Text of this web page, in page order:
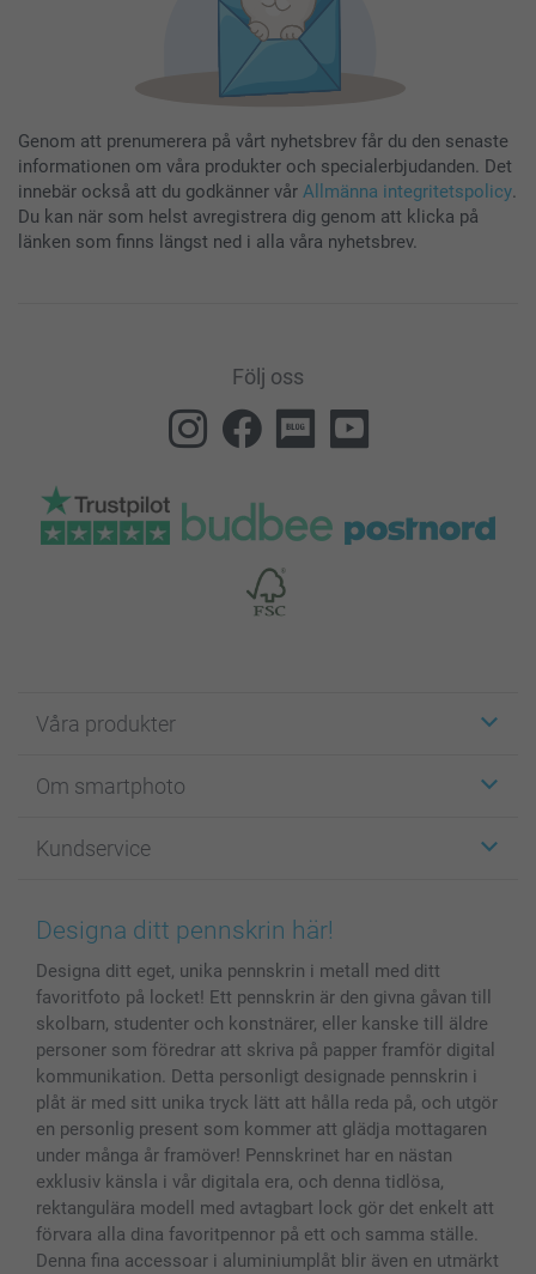
Genom att prenumerera på vårt nyhetsbrev får du den senaste
informationen om våra produkter och specialerbjudanden. Det
innebär också att du godkänner vår Allmänna integritetspolicy.
Du kan när som helst avregistrera dig genom att klicka på
länken som finns längst ned i alla våra nyhetsbrev.
Följ oss
Våra produkter
Fotokort
Fotoböcker
Bilder, Fotoförstoring & Fotohäften
Skal till Mobil & Surfplatta
MyNameBook
Fotoalmanackor & Fotoagenda
Fotoramar & Tillbehör
Presentkort
Alla fotoprodukter
Om smartphoto
För affiliates
Cookie Policy
Sitemap
Villkor och garantier
Investor Relations
Kundservice
smartgaranti
smartbonus
Priser & betalning
Status på beställningar
Designa ditt pennskrin här!
Designa ditt eget, unika pennskrin i metall med ditt
favoritfoto på locket! Ett pennskrin är den givna gåvan till
skolbarn, studenter och konstnärer, eller kanske till äldre
personer som föredrar att skriva på papper framför digital
kommunikation. Detta personligt designade pennskrin i
plåt är med sitt unika tryck lätt att hålla reda på, och utgör
en personlig present som kommer att glädja mottagaren
under många år framöver! Pennskrinet har en nästan
exklusiv känsla i vår digitala era, och denna tidlösa,
rektangulära modell med avtagbart lock gör det enkelt att
förvara alla dina favoritpennor på ett och samma ställe.
Denna fina accessoar i aluminiumplåt blir även en utmärkt